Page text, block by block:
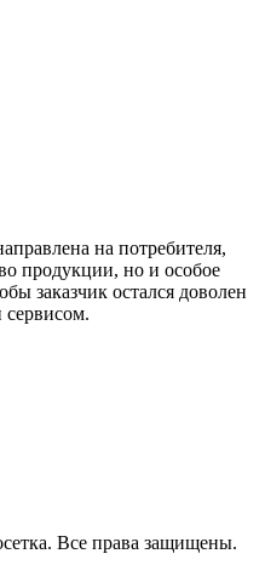
на потребителя,
продукции, но и особое
заказчик остался доволен
Все права защищены.